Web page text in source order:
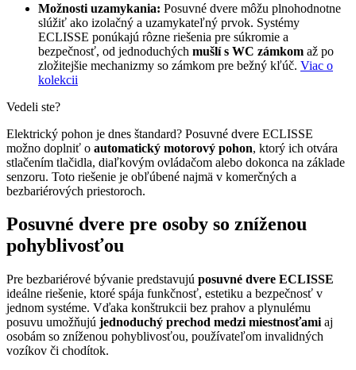
Možnosti uzamykania: Posuvné dvere môžu plnohodnotne
slúžiť ako izolačný a uzamykateľný prvok. Systémy
ECLISSE ponúkajú rôzne riešenia pre súkromie a
bezpečnosť, od jednoduchých mušlí s WC zámkom až po
zložitejšie mechanizmy so zámkom pre bežný kľúč. Viac o
kolekcii
Vedeli ste?
Elektrický pohon je dnes štandard? Posuvné dvere ECLISSE
možno doplniť o automatický motorový pohon, ktorý ich otvára
stlačením tlačidla, diaľkovým ovládačom alebo dokonca na základe
senzoru. Toto riešenie je obľúbené najmä v komerčných a
bezbariérových priestoroch.
Posuvné dvere pre osoby so zníženou
pohyblivosťou
Pre bezbariérové bývanie predstavujú posuvné dvere ECLISSE
ideálne riešenie, ktoré spája funkčnosť, estetiku a bezpečnosť v
jednom systéme. Vďaka konštrukcii bez prahov a plynulému
posuvu umožňujú jednoduchý prechod medzi miestnosťami aj
osobám so zníženou pohyblivosťou, používateľom invalidných
vozíkov či chodítok.